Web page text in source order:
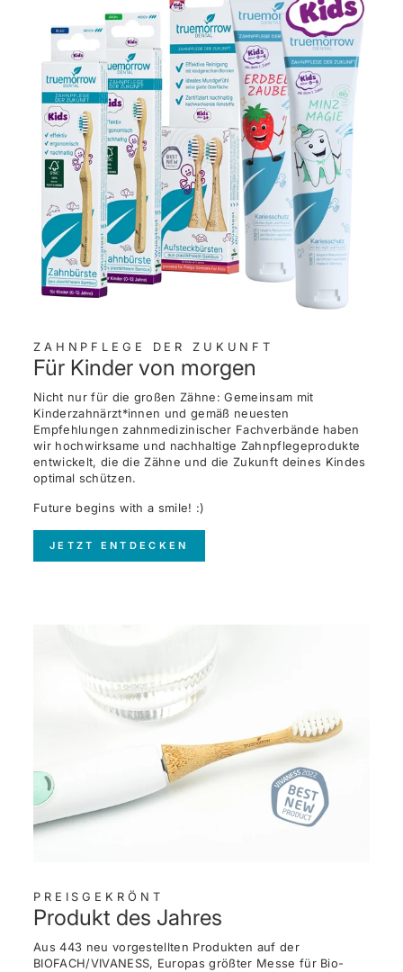
ZAHNPFLEGE DER ZUKUNFT
Für Kinder von morgen
Nicht nur für die großen Zähne: Gemeinsam mit
Kinderzahnärzt*innen und gemäß neuesten
Empfehlungen zahnmedizinischer Fachverbände haben
wir hochwirksame und nachhaltige Zahnpflegeprodukte
entwickelt, die die Zähne und die Zukunft deines Kindes
optimal schützen.
Future begins with a smile! :)
JETZT ENTDECKEN
PREISGEKRÖNT
Produkt des Jahres
Aus 443 neu vorgestellten Produkten auf der
BIOFACH/VIVANESS, Europas größter Messe für Bio-